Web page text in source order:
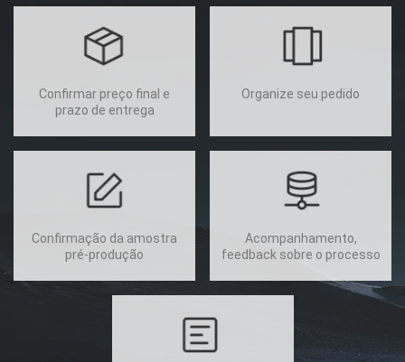
Confirmar preço final e
prazo de entrega
Organize seu pedido
Confirmação da amostra
pré-produção
Acompanhamento,
feedback sobre o processo